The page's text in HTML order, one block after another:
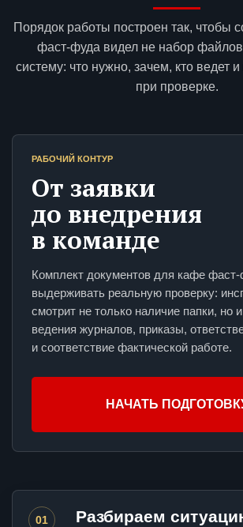
Порядок работы построен так, чтобы
фаст-фуда видел не набор
систему: что нужно, зачем, кто ведет и
при проверке.
РАБОЧИЙ КОНТУР
От заявки
до внедрения
в команде
Комплект документов для кафе
выдерживать реальную проверку:
смотрит не только наличие папки, но
ведения журналов, приказы,
и соответствие фактической работе.
НАЧАТЬ
01 Разбираем